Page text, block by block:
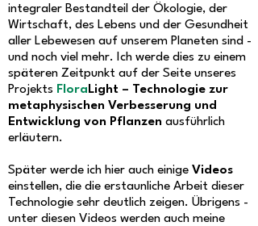
integraler Bestandteil der Ökologie, der
Wirtschaft, des Lebens und der Gesundheit
aller Lebewesen auf unserem Planeten sind -
und noch viel mehr.
Ich werde dies zu einem
späteren Zeitpunkt auf der Seite unseres
Projekts Flora Light – Technologie zur
metaphysischen Verbesserung und
Entwicklung von Pflanzen ausführlich
erläutern.
Später werde ich hier auch einige Videos
einstellen, die die erstaunliche Arbeit dieser
Technologie sehr deutlich zeigen. Übrigens -
unter diesen Videos werden auch meine